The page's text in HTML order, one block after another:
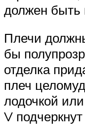
должен быть
Плечи
бы
отделка
плеч
лодочкой
V